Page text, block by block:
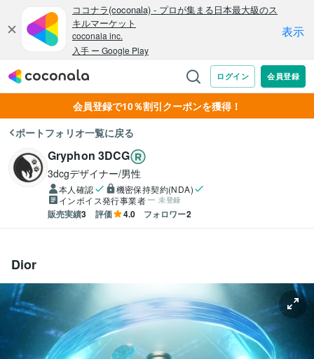
会員登録で10％割引クーポンを獲得！
ポートフォリオ一覧に戻る
Gryphon 3DCG
3dcgデザイナー/男性
本人確認
機密保持契約(NDA)
インボイス発行事業者
未登録
販売実績3 評価 4.0 フォロワー2
Dior